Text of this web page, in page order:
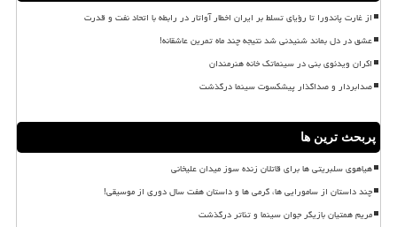
از غارت پاندورا تا رؤیای تسلط بر ایران اخطار آواتار در رابطه با اتحاد نفت و قدرت
عشق در دل بماند شنیدنی شد نتیجه چند ماه تمرین عاشقانه!
اکران ویدئوی بنی در سینماتک خانه هنرمندان
صدابردار و صداگذار پیشکسوت سینما درگذشت
پربحث ترین ها
هیاهوی سلبریتی ها برای قاتلان زنده سوز میدان علیخانی
چند داستان از سامورایی ها، گرمی ها و داستان هفت سال دوری از موسیقی!
مریم همتیان بازیگر جوان سینما و تئاتر درگذشت